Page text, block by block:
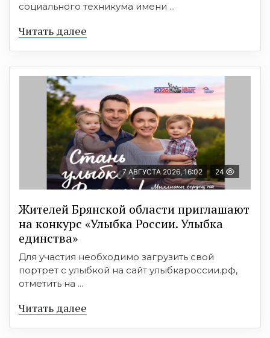
социального техникума имени ...
Читать далее
7 АВГУСТА 2026, 16:02 24
Жителей Брянской области приглашают
на конкурс «Улыбка России. Улыбка
единства»
Для участия необходимо загрузить свой
портрет с улыбкой на сайт улыбкароссии.рф,
отметить на ...
Читать далее